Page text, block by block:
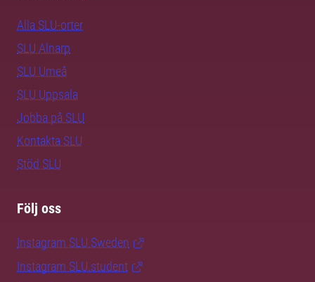
Alla SLU-orter
SLU Alnarp
SLU Umeå
SLU Uppsala
Jobba på SLU
Kontakta SLU
Stöd SLU
Följ oss
Instagram SLU.Sweden
Instagram SLU.student